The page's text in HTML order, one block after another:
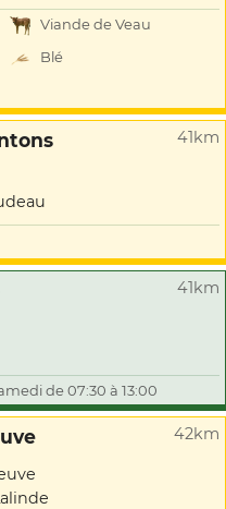
Viande de Veau
Blé
41km
41km
de 07:30 à 13:00
42km